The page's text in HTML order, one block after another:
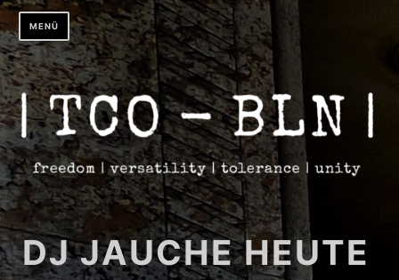
Zum
Inhalt
springen
MENÜ
DJ JAUCHE HEUTE